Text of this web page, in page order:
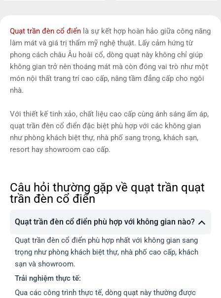
Quạt trần đèn cổ điển là sự kết hợp hoàn hảo giữa công năng
làm mát và giá trị thẩm mỹ nghệ thuật. Lấy cảm hứng từ
phong cách châu Âu hoài cổ, dòng quạt này không chỉ giúp
không gian trở nên thoáng mát mà còn đóng vai trò như một
món nội thất trang trí cao cấp, nâng tầm đẳng cấp cho ngôi
nhà.
Với thiết kế tinh xảo, chất liệu cao cấp cùng ánh sáng ấm áp,
quạt trần đèn cổ điển đặc biệt phù hợp với các không gian
như phòng khách biệt thự, nhà phố sang trọng, khách sạn,
resort hay showroom cao cấp.
Câu hỏi thường gặp về quạt trần quạt
trần đèn cổ điển
Quạt trần đèn cổ điển phù hợp với không gian nào?
Quạt trần đèn cổ điển phù hợp nhất với không gian sang
trọng như phòng khách biệt thự, nhà phố cao cấp, khách
sạn và showroom.
Trải nghiệm thực tế:
Qua các công trình thực tế, dòng quạt này thường được